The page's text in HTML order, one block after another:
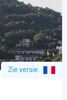
Zie versie: